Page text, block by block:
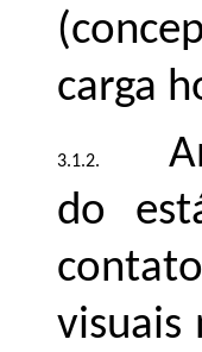
carga
do
visuais